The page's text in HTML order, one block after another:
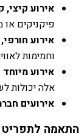
אירוע קיצי,
פיקניקים
אירוע
וחמימות
אירוע
אלה יכולות
אירועים
התאמה לתפריט